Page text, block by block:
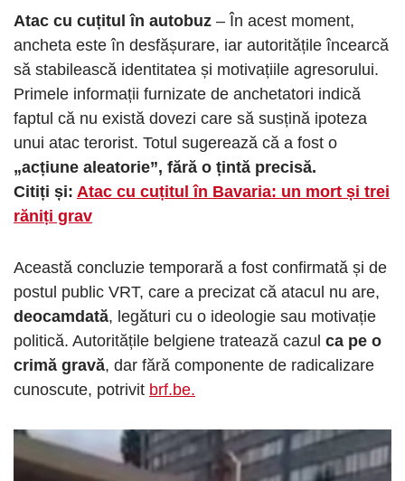
Atac cu cuțitul în autobuz – În acest moment,
ancheta este în desfășurare, iar autoritățile încearcă
să stabilească identitatea și motivațiile agresorului.
Primele informații furnizate de anchetatori indică
faptul că nu există dovezi care să susțină ipoteza
unui atac terorist. Totul sugerează că a fost o
„acțiune aleatorie”, fără o țintă precisă.
Citiți și: Atac cu cuțitul în Bavaria: un mort și trei
răniți grav
Această concluzie temporară a fost confirmată și de
postul public VRT, care a precizat că atacul nu are,
deocamdată, legături cu o ideologie sau motivație
politică. Autoritățile belgiene tratează cazul ca pe o
crimă gravă, dar fără componente de radicalizare
cunoscute, potrivit brf.be.